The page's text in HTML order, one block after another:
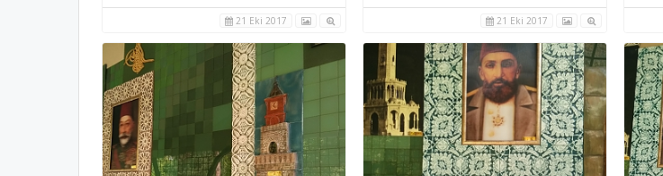
21 Eki 2017 21 Eki 2017